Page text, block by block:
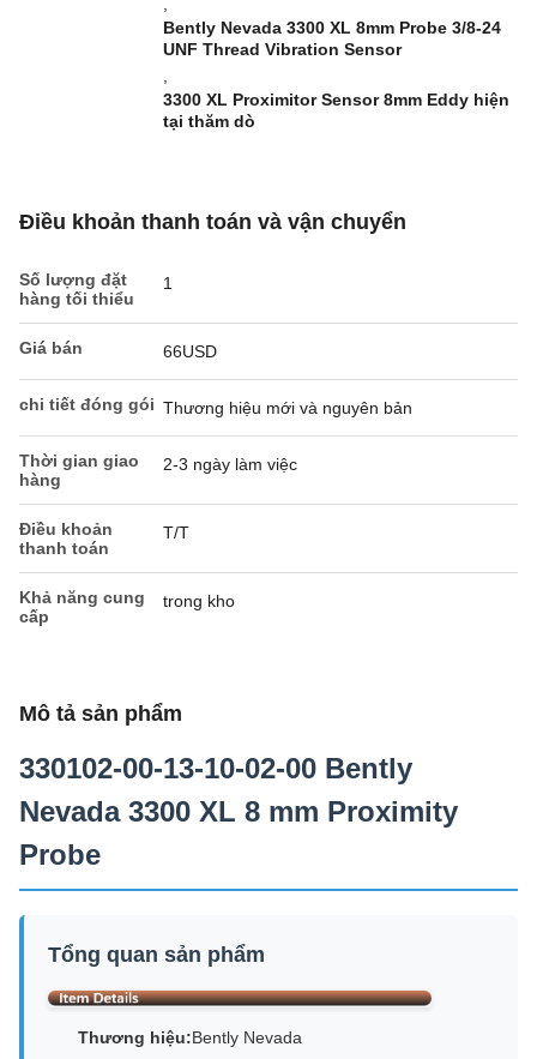
Bently Nevada 3300 XL 8mm Probe 3/8-24
UNF Thread Vibration Sensor
3300 XL Proximitor Sensor 8mm Eddy hiện
tại thăm dò
Điều khoản thanh toán và vận chuyển
Số lượng đặt
hàng tối thiểu
1
Giá bán 66USD
chi tiết đóng gói Thương hiệu mới và nguyên bản
Thời gian giao
hàng
2-3 ngày làm việc
Điều khoản
thanh toán
T/T
Khả năng cung
cấp
trong kho
Mô tả sản phẩm
330102-00-13-10-02-00 Bently
Nevada 3300 XL 8 mm Proximity
Probe
Tổng quan sản phẩm
Thương hiệu:Bently Nevada